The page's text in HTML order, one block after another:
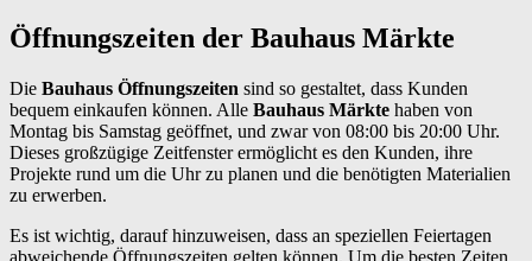
Öffnungszeiten der Bauhaus Märkte
Die Bauhaus Öffnungszeiten sind so gestaltet, dass Kunden
bequem einkaufen können. Alle Bauhaus Märkte haben von
Montag bis Samstag geöffnet, und zwar von 08:00 bis 20:00 Uhr.
Dieses großzügige Zeitfenster ermöglicht es den Kunden, ihre
Projekte rund um die Uhr zu planen und die benötigten Materialien
zu erwerben.
Es ist wichtig, darauf hinzuweisen, dass an speziellen Feiertagen
abweichende Öffnungszeiten gelten können. Um die besten Zeiten